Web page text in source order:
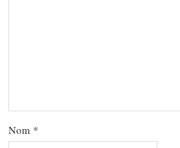
Nom *